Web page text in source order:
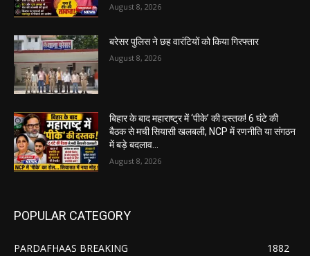
August 8, 2026
बरेसर पुलिस ने छह वारंटियों को किया गिरफ्तार
August 8, 2026
बिहार के बाद महाराष्ट्र में ‘पीके’ की दस्तक! 6 घंटे की
बैठक से मची सियासी खलबली, NCP में रणनीति या संगठन
में बड़े बदलाव...
August 8, 2026
POPULAR CATEGORY
PARDAFHAAS BREAKING
1882